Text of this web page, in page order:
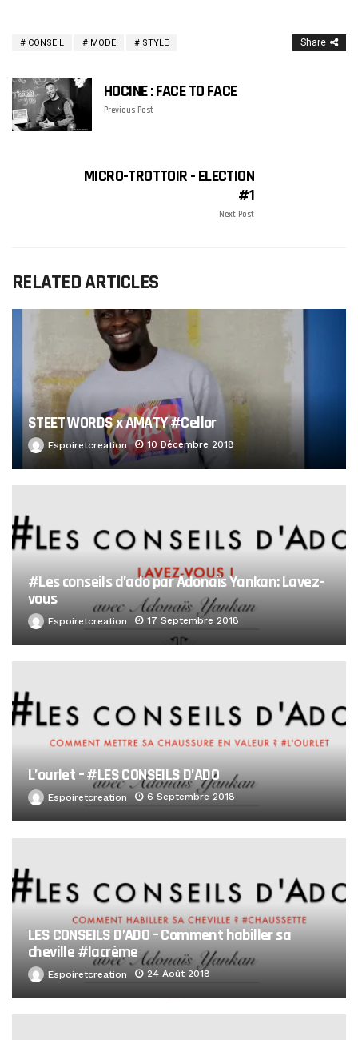
CONSEIL MODE STYLE Share
HOCINE : FACE TO FACE
Previous Post
MICRO-TROTTOIR - ELECTION
#1
Next Post
RELATED ARTICLES
STEET WORDS x AMATY #Cellor
Espoiretcreation 10 Décembre 2018
#Les conseils d’ado par Adonaïs Yankan: Lavez-
vous
Espoiretcreation 17 Septembre 2018
L’ourlet – #LES CONSEILS D’ADO
Espoiretcreation 6 Septembre 2018
LES CONSEILS D’ADO – Comment habiller sa
cheville #lacrème
Espoiretcreation 24 Août 2018